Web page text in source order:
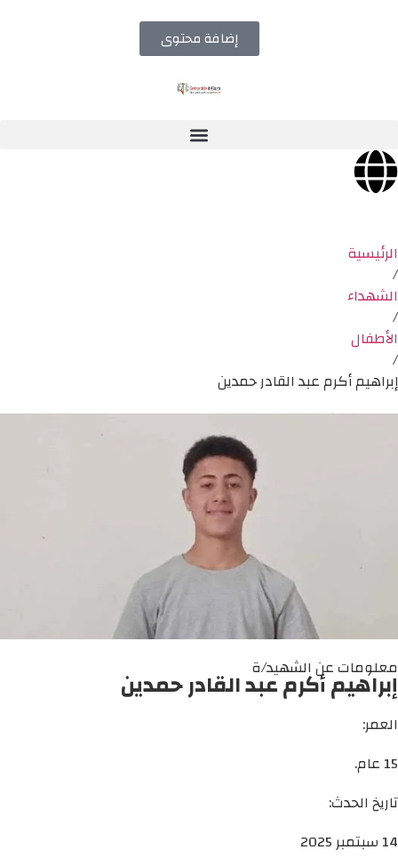
إضافة محتوى
الرئيسية
/
الشهداء
/
الأطفال
/
إبراهيم أكرم عبد القادر حمدين
معلومات عن الشهيد/ة
إبراهيم أكرم عبد القادر حمدين
العمر:
15 عام.
تاريخ الحدث:
14 سبتمبر 2025